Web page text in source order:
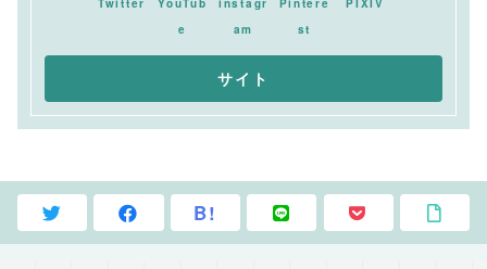
Twitter
YouTub
e
instagr
am
Pintere
st
PIXIV
B!